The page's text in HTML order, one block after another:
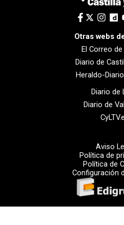
Otras webs
El Correo
Diario de
Heraldo-
Diario de
Diario de
Aviso
Política de
Política de
Configuración